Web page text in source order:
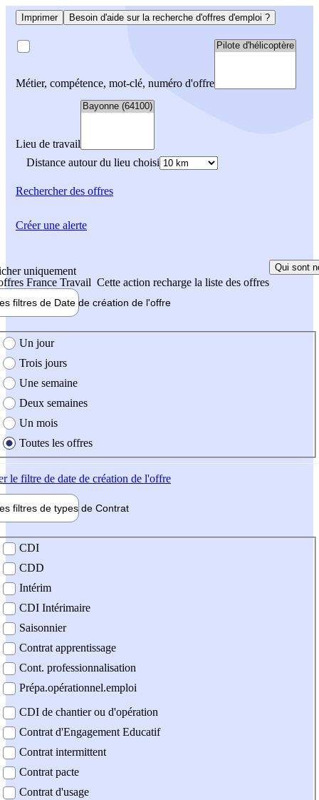
Imprimer Besoin d'aide sur la recherche d'offres d'emploi ?
Métier, compétence, mot-clé, numéro d'offre
Lieu de travail
Distance autour du lieu choisi
Rechercherdes offres
uniquement
France Travail Cette action recharge la liste des offres
Qui sont
filtres de Date de création de l'offre
création de l'offre
Un jour
Trois jours
Une semaine
Deux semaines
Un mois
Toutes les offres
le filtre de date de création de l'offre
filtres de types de Contrat
contrat
CDI
CDD
Intérim
CDI Intérimaire
Saisonnier
Contrat apprentissage
Cont. professionnalisation
Prépa.opérationnel.emploi
CDI de chantier ou d'opération
Contrat d'Engagement Educatif
Contrat intermittent
Contrat pacte
Contrat d'usage
Créer une alerte